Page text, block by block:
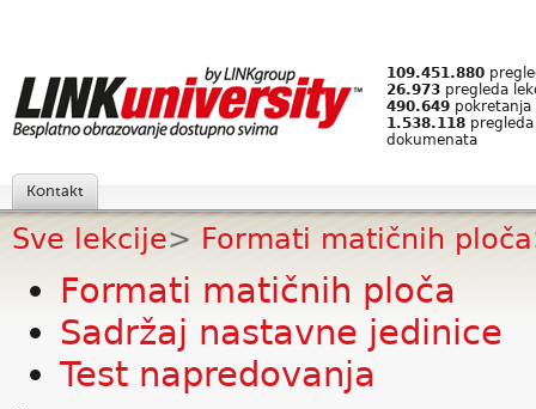
109.451.880
26.973 pregleda
490.649 pokretanja
1.538.118
dokumenata
Kontakt
Sve lekcije> Formati matičnih ploča
Formati matičnih ploča
Sadržaj nastavne jedinice
Test napredovanja